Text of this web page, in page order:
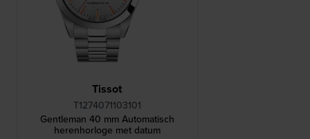
Tissot
T1274071103101
Gentleman 40 mm Automatisch
herenhorloge met datum